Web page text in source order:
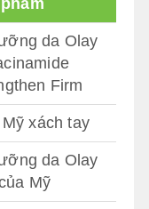
da Olay
Firm
xách tay
da Olay
Mỹ